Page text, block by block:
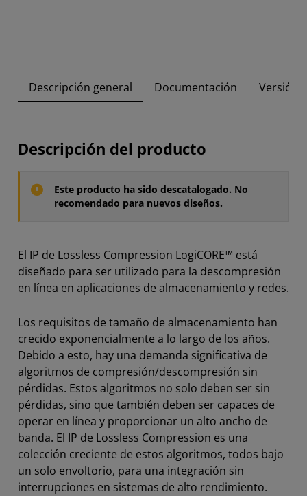
Descripción general Documentación Versión
Descripción del producto
Este producto ha sido descatalogado. No
recomendado para nuevos diseños.
El IP de Lossless Compression LogiCORE™ está
diseñado para ser utilizado para la descompresión
en línea en aplicaciones de almacenamiento y redes.
Los requisitos de tamaño de almacenamiento han
crecido exponencialmente a lo largo de los años.
Debido a esto, hay una demanda significativa de
algoritmos de compresión/descompresión sin
pérdidas. Estos algoritmos no solo deben ser sin
pérdidas, sino que también deben ser capaces de
operar en línea y proporcionar un alto ancho de
banda. El IP de Lossless­ Compression es una
colección creciente de estos algoritmos, todos bajo
un solo envoltorio, para una integración sin
interrupciones en sistemas de alto rendimiento.